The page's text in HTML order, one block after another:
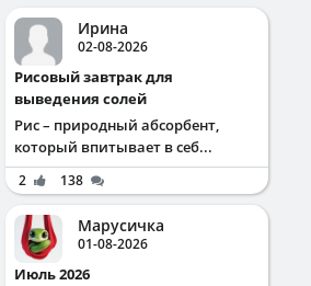
Ирина
02-08-2026
Рисовый завтрак для
выведения солей
Рис – природный абсорбент,
который впитывает в себ...
2 138
Марусичка
01-08-2026
Июль 2026